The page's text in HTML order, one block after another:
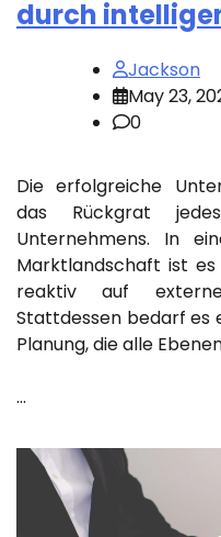
durch
Jackson
May 23,
0
Die erfolgreiche
das Rückgrat
Unternehmens. In
Marktlandschaft ist
reaktiv auf
Stattdessen bedarf es
Planung, die alle
…